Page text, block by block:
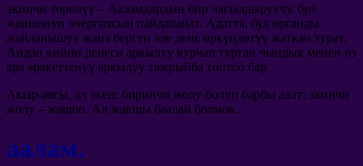
экинчи төрөлүү – Ааламдардын бир чагылдыруучу, бул
жашоонун энергиясын пайдаланат. Адатта, бул органды
жайланышуу жана берген эле дене өркүндөтүү жаткан турат.
Андан кийин денеси аркылуу курчап турган чындык менен өз
ара аракеттенүү аркылуу тажрыйба топтоо бар.
Акыр-аягы, ал экен: биринчи жолу болуп барбы алат; экинчи
жолу – жашоо. Ал жакшы баалай болмок.
аалам.